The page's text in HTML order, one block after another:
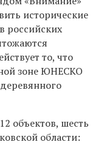
исторические
российских
то, что
зоне ЮНЕСКО
объектов, шесть
области: